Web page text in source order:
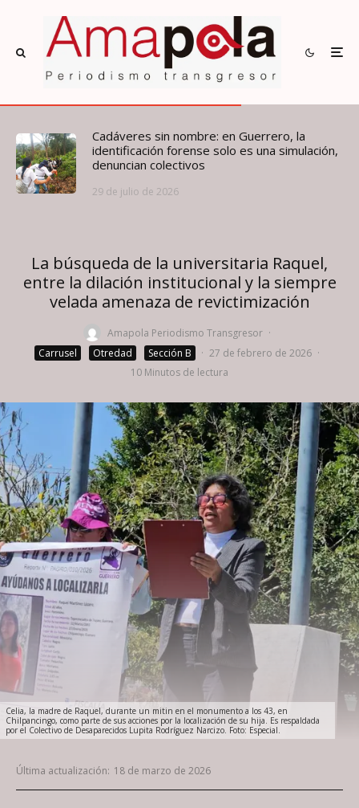
Cadáveres sin nombre: en Guerrero, la
identificación forense solo es una simulación,
denuncian colectivos
29 de julio de 2026
La búsqueda de la universitaria Raquel,
entre la dilación institucional y la siempre
velada amenaza de revictimización
Amapola Periodismo Transgresor ·
Carrusel
Otredad Sección B · 27 de febrero de 2026 ·
10 Minutos de lectura
Celia, la madre de Raquel, durante un mitin en el monumento a los 43, en
Chilpancingo, como parte de sus acciones por la localización de su hija. Es respaldada
por el Colectivo de Desaparecidos Lupita Rodríguez Narcizo. Foto: Especial.
Última actualización: 18 de marzo de 2026